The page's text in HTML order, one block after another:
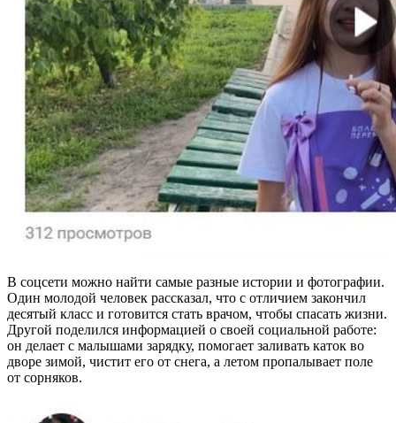
В соцсети можно найти самые разные истории и фотографии.
Один молодой человек рассказал, что с отличием закончил
десятый класс и готовится стать врачом, чтобы спасать жизни.
Другой поделился информацией о своей социальной работе:
он делает с малышами зарядку, помогает заливать каток во
дворе зимой, чистит его от снега, а летом пропалывает поле
от сорняков.